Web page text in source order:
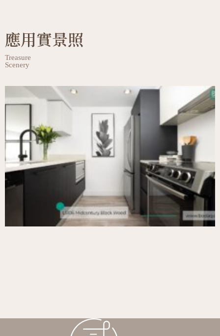
應用實景照
Treasure
Scenery